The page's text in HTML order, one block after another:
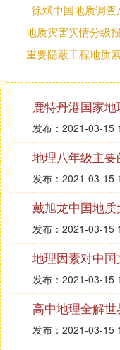
震波具有良好的
雷管引爆，延迟
起爆计时信号。
为了提高激发效
制了震源枪、聚能
球状成型药包的
些。
非炸药震源也是工
板、电火花等。
3.其他配套设备
在地震勘探工作
外，还需有用于
电缆，用于引爆电
(一般工程地震仪
的测量仪器等。
㈢ 工程地震仪
（一）功能原理
徐斌中国地质调查
地质灾害灾情分级
重要隐蔽工程地质
鹿特丹港国家地
发布：2021-03-15
地理八年级主
发布：2021-03-15
戴旭龙中国地质
发布：2021-03-15
地理因素对中
发布：2021-03-15
高中地理全解世
发布：2021-03-15